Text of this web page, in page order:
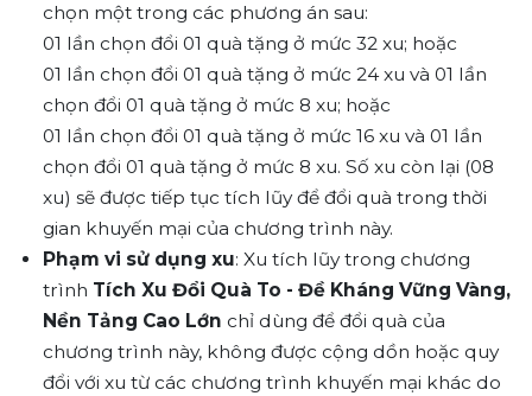
chọn một trong các phương án sau:
01 lần chọn đổi 01 quà tặng ở mức 32 xu; hoặc
01 lần chọn đổi 01 quà tặng ở mức 24 xu và 01 lần
chọn đổi 01 quà tặng ở mức 8 xu; hoặc
01 lần chọn đổi 01 quà tặng ở mức 16 xu và 01 lần
chọn đổi 01 quà tặng ở mức 8 xu. Số xu còn lại (08
xu) sẽ được tiếp tục tích lũy để đổi quà trong thời
gian khuyến mại của chương trình này.
Phạm vi sử dụng xu: Xu tích lũy trong chương
trình Tích Xu Đổi Quà To - Đề Kháng Vững Vàng,
Nền Tảng Cao Lớn chỉ dùng để đổi quà của
chương trình này, không được cộng dồn hoặc quy
đổi với xu từ các chương trình khuyến mại khác do